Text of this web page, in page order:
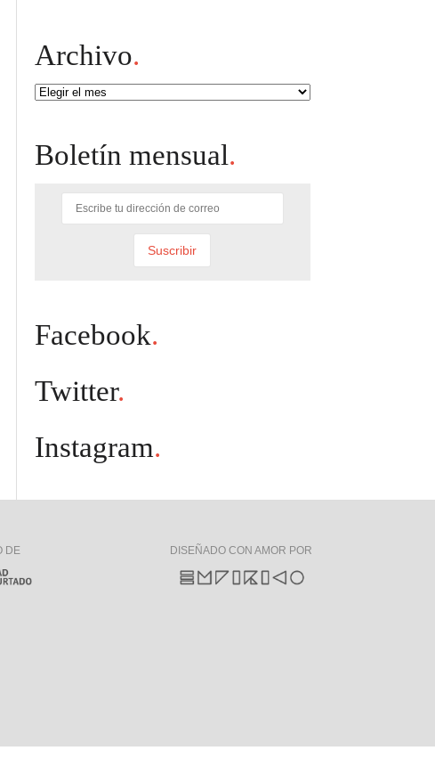
Archivo.
Archivo
Boletín mensual.
Facebook.
Twitter.
Instagram.
DE DISEÑADO CON AMOR POR